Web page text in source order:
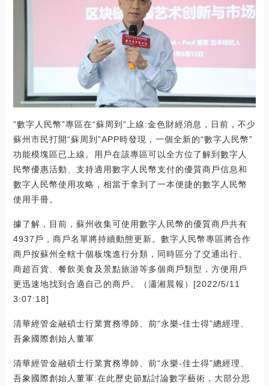
“數字人民幣”專區在“蘇周到”上線:金色財經消息，日前，不少
蘇州市民打開“蘇周到”APP時發現，一個全新的“數字人民幣”
功能模塊區已上線。用戶在該專區可以全方位了解到數字人
民幣優惠活動、支持適用數字人民幣支付的優質商戶信息和
數字人民幣使用攻略，相當于拿到了一本便捷的數字人民幣
使用手冊。
據了解，目前，蘇州收集可使用數字人民幣的優質商戶共有
4937戶，商戶名單將持續動態更新。數字人民幣專區將合作
商戶按蘇州全轄十個板塊進行分類，同時區分了交通出行、
商超百貨、餐飲美食及景點旅游等多個商戶類型，方便用戶
更迅速地找到合適自己的商戶。（瀟湘晨報）[2022/5/11
3:07:18]
清華經管金融碩士行業實務導師、前“永樂-佳士得”總經理、
吾象國際創始人董軍
清華經管金融碩士行業實務導師、前“永樂-佳士得”總經理、
吾象國際創始人董軍:在此歷史節點討論數字藝術，大部分思